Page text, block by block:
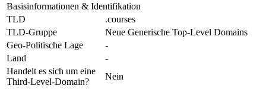
Basisinformationen & Identifikation
TLD
.courses
TLD-Gruppe
Neue Generische Top-Level Domains
Geo-Politische Lage
-
Land
-
Handelt es sich um eine
Third-Level-Domain?
Nein